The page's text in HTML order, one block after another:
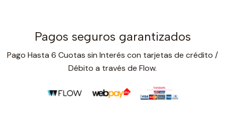
Pagos seguros garantizados
Pago Hasta 6 Cuotas sin Interés con tarjetas de crédito /
Débito a través de Flow.